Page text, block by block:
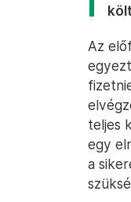
Az
teljes
egy
a